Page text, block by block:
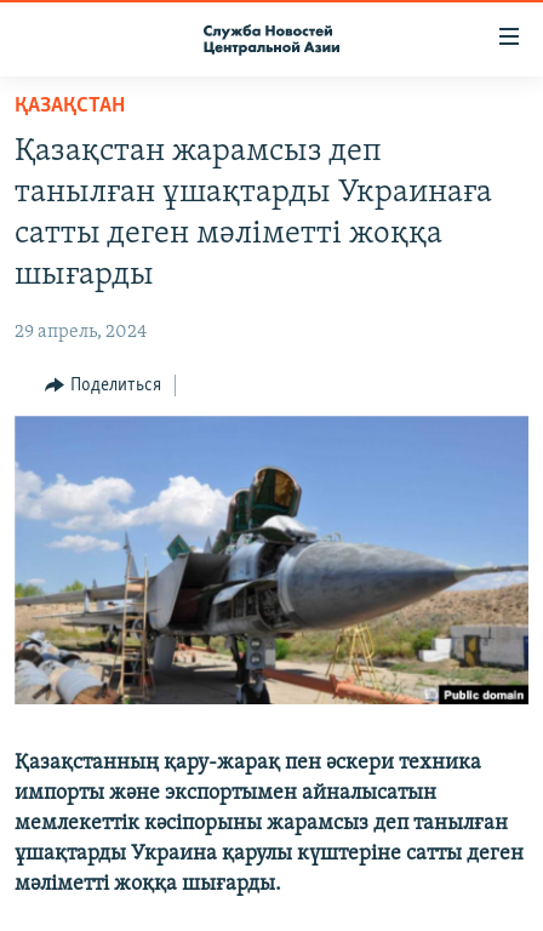
Вернуться
основному
содержанию
главной
Вернутся
поиску
ПОДПИСКА
МИГРАНТ МЕДИА
ҚАЗАҚСТАН
Қазақстан жарамсыз деп
танылған ұшақтарды Украинаға
сатты деген мәліметті жоққа
шығарды
29 апрель, 2024
Поделиться
Қазақстанның қару-жарақ пен әскери техника
импорты және экспортымен айналысатын
мемлекеттік кәсіпорыны жарамсыз деп танылған
ұшақтарды Украина қарулы күштеріне сатты деген
мәліметті жоққа шығарды.